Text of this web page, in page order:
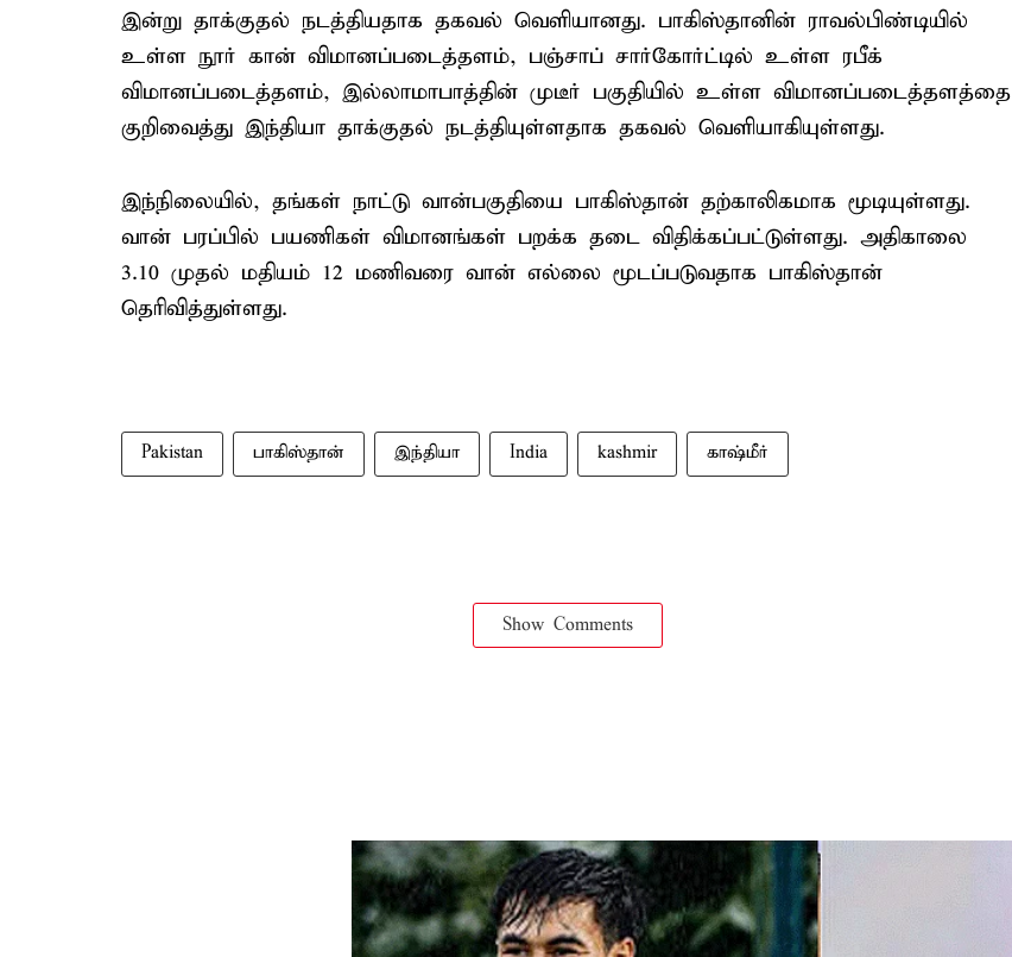
இன்று தாக்குதல் நடத்தியதாக தகவல் வெளியானது. பாகிஸ்தானின் ராவல்பிண்டியில்
உள்ள நூர் கான் விமானப்படைத்தளம், பஞ்சாப் சார்கோர்ட்டில் உள்ள ரபீக்
விமானப்படைத்தளம், இல்லாமாபாத்தின் முடீர் பகுதியில் உள்ள விமானப்படைத்தளத்தை
குறிவைத்து இந்தியா தாக்குதல் நடத்தியுள்ளதாக தகவல் வெளியாகியுள்ளது.
இந்நிலையில், தங்கள் நாட்டு வான்பகுதியை பாகிஸ்தான் தற்காலிகமாக மூடியுள்ளது.
வான் பரப்பில் பயணிகள் விமானங்கள் பறக்க தடை விதிக்கப்பட்டுள்ளது. அதிகாலை
3.10 முதல் மதியம் 12 மணிவரை வான் எல்லை மூடப்படுவதாக பாகிஸ்தான்
தெரிவித்துள்ளது.
Pakistan பாகிஸ்தான் இந்தியா India kashmir காஷ்மீர்
Show Comments